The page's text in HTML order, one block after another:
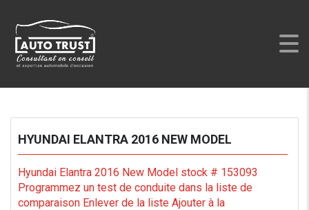
AUTO TRUST>LISTINGS
HYUNDAI ELANTRA 2016 NEW MODEL
Hyundai Elantra 2016 New Model stock # 153093
Programmez un test de conduite dans la liste de
comparaison Enlever de la liste Ajouter à la